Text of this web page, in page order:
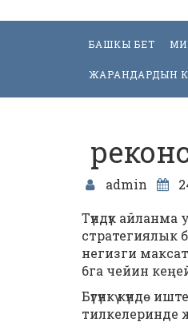
БАШКЫ БЕТ
ЖАРАНДАРДЫН
admin
Түндүк
стратегиялык
негизги
6га чейин
Бүгүнкү күндө
тилкелеринде